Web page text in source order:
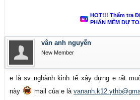
HOT!!! Thẩm tra
PHẦN MỀM DỰ
vân anh nguyễn
New Member
e là sv nghành kinh tế xây dựng e rất
này
mail của e là